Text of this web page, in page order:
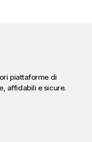
piattaforme di
affidabili e sicure.